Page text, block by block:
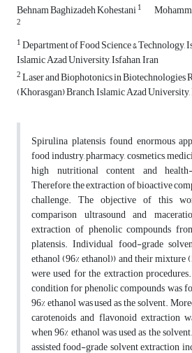
Behnam Baghizadeh Kohestani1
2
1Department of Food Science & Technology,
Islamic Azad University, Isfahan, Iran
2Laser and Biophotonics in Biotechnologies
(Khorasgan) Branch, Islamic Azad
Spirulina platensisfound enormous
food industry, pharmacy, cosmetics,
high nutritional content and
Therefore, the extraction of bioactive
challenge. The objective of this
comparison ultrasound and
extraction of phenolic compounds
platensis. Individual food-grade
ethanol (96% ethanol)) and their mixture
were used for the extraction
condition for phenolic compounds was
96% ethanol was used as the solvent.
carotenoids and flavonoid extraction
when 96% ethanol was used as the
assisted food-grade solvent extraction